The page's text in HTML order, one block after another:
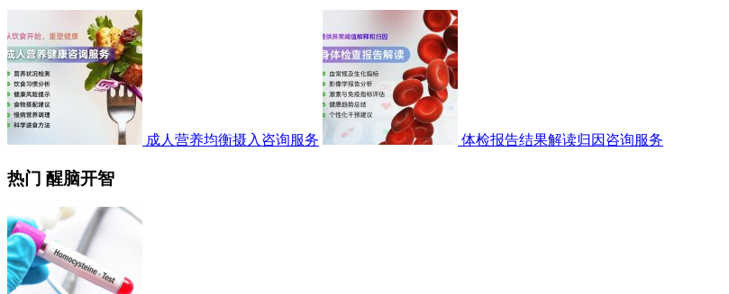
成人营养均衡摄入咨询服务 体检报告结果解读归因咨询服务
热门 醒脑开智